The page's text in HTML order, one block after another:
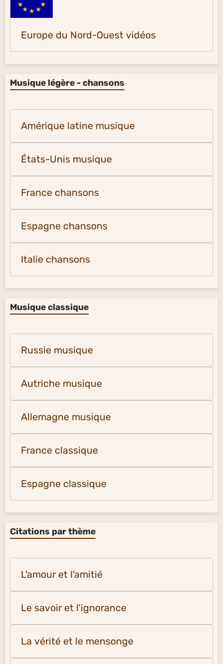
Europe du Nord-Ouest vidéos
Musique légère - chansons
Amérique latine musique
États-Unis musique
France chansons
Espagne chansons
Italie chansons
Musique classique
Russie musique
Autriche musique
Allemagne musique
France classique
Espagne classique
Citations par thème
L'amour et l'amitié
Le savoir et l'ignorance
La vérité et le mensonge